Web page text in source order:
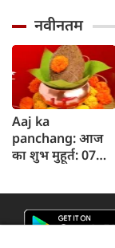
नवीनतम
Aaj ka
panchang: आज
का शुभ मुहूर्त: 07
और शुभ समय